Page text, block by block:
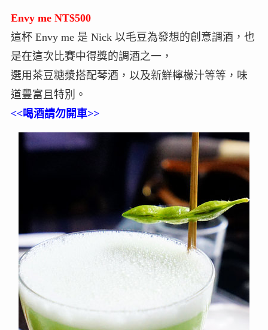
Envy me NT$500
這杯 Envy me 是 Nick 以毛豆為發想的創意調酒，也
是在這次比賽中得獎的調酒之一，
選用茶豆糖漿搭配琴酒，以及新鮮檸檬汁等等，味
道豐富且特別。
<<喝酒請勿開車>>